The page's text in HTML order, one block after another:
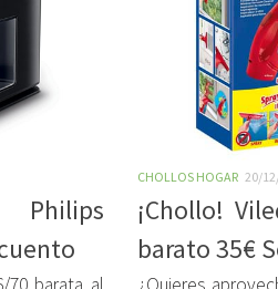
Philips
CHOLLOS HOGAR 20/
¡Chollo!
barato 35€